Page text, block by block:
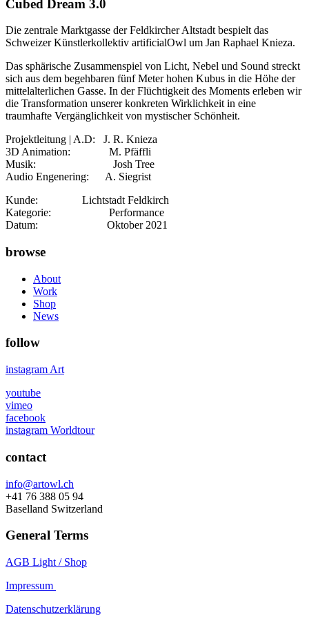
Cubed Dream 3.0
Die zentrale Marktgasse der Feldkircher Altstadt bespielt das
Schweizer Künstlerkollektiv artificialOwl um Jan Raphael Knieza.
Das sphärische Zusammenspiel von Licht, Nebel und Sound streckt
sich aus dem begehbaren fünf Meter hohen Kubus in die Höhe der
mittelalterlichen Gasse. In der Flüchtigkeit des Moments erleben wir
die Transformation unserer konkreten Wirklichkeit in eine
traumhafte Vergänglichkeit von mystischer Schönheit.
Projektleitung | A.D: J. R. Knieza
3D Animation: M. Pfäffli
Musik: Josh Tree
Audio Engenering: A. Siegrist
Kunde: Lichtstadt Feldkirch
Kategorie: Performance
Datum: Oktober 2021
browse
About
Work
Shop
News
follow
instagram Art
youtube
vimeo
facebook
instagram Worldtour
contact
info@artowl.ch
+41 76 388 05 94
Baselland Switzerland
General Terms
AGB Light / Shop
Impressum
Datenschutzerklärung